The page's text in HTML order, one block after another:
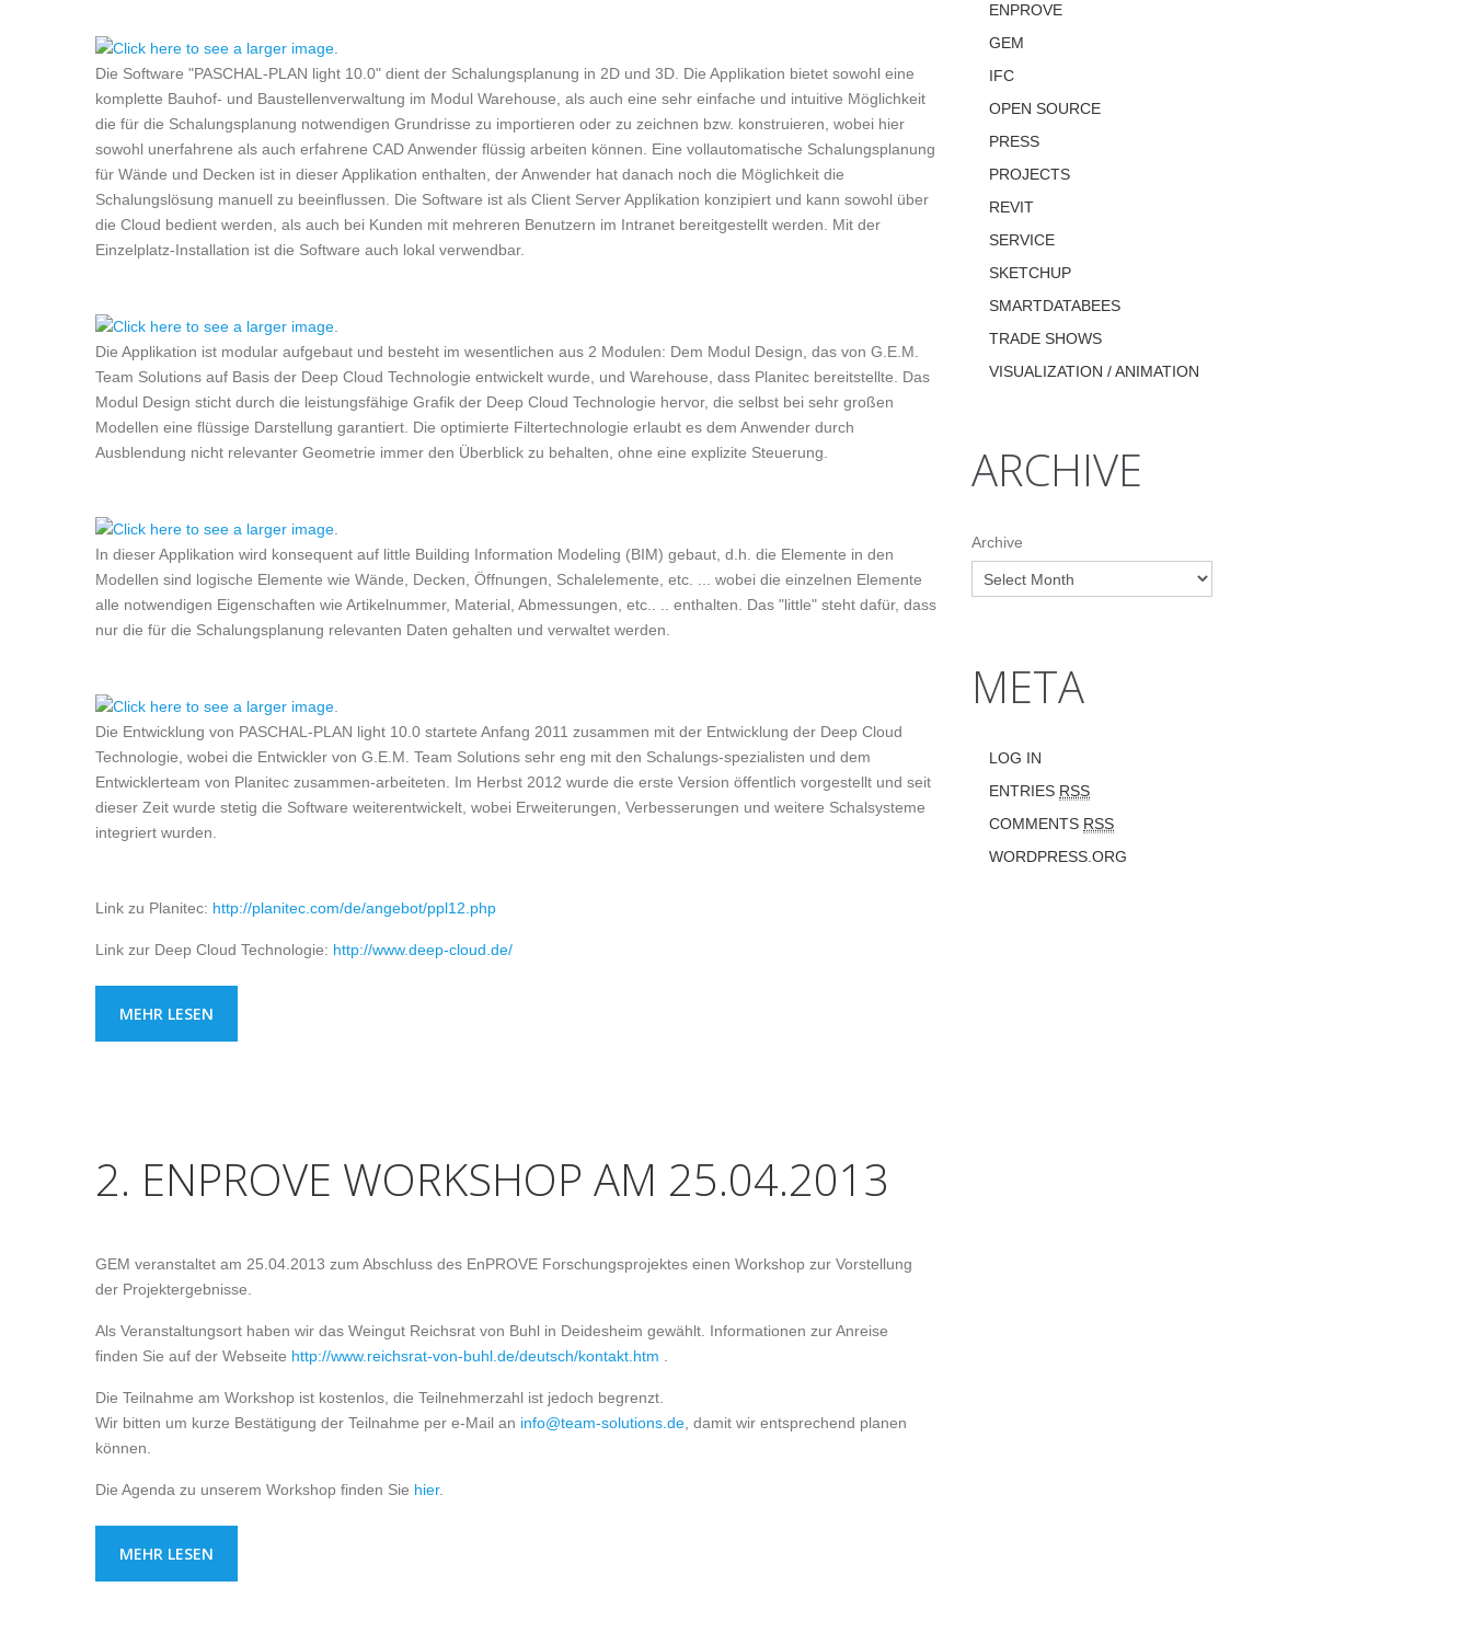
Die Software "PASCHAL-PLAN light 10.0" dient der Schalungsplanung in 2D und 3D. Die Applikation bietet sowohl eine
komplette Bauhof- und Baustellenverwaltung im Modul Warehouse, als auch eine sehr einfache und intuitive Möglichkeit
die für die Schalungsplanung notwendigen Grundrisse zu importieren oder zu zeichnen bzw. konstruieren, wobei hier
sowohl unerfahrene als auch erfahrene CAD Anwender flüssig arbeiten können. Eine vollautomatische Schalungsplanung
für Wände und Decken ist in dieser Applikation enthalten, der Anwender hat danach noch die Möglichkeit die
Schalungslösung manuell zu beeinflussen. Die Software ist als Client Server Applikation konzipiert und kann sowohl über
die Cloud bedient werden, als auch bei Kunden mit mehreren Benutzern im Intranet bereitgestellt werden. Mit der
Einzelplatz-Installation ist die Software auch lokal verwendbar.
Die Applikation ist modular aufgebaut und besteht im wesentlichen aus 2 Modulen: Dem Modul Design, das von G.E.M.
Team Solutions auf Basis der Deep Cloud Technologie entwickelt wurde, und Warehouse, dass Planitec bereitstellte. Das
Modul Design sticht durch die leistungsfähige Grafik der Deep Cloud Technologie hervor, die selbst bei sehr großen
Modellen eine flüssige Darstellung garantiert. Die optimierte Filtertechnologie erlaubt es dem Anwender durch
Ausblendung nicht relevanter Geometrie immer den Überblick zu behalten, ohne eine explizite Steuerung.
In dieser Applikation wird konsequent auf little Building Information Modeling (BIM) gebaut, d.h. die Elemente in den
Modellen sind logische Elemente wie Wände, Decken, Öffnungen, Schalelemente, etc. ... wobei die einzelnen Elemente
alle notwendigen Eigenschaften wie Artikelnummer, Material, Abmessungen, etc.. .. enthalten. Das "little" steht dafür, dass
nur die für die Schalungsplanung relevanten Daten gehalten und verwaltet werden.
Die Entwicklung von PASCHAL-PLAN light 10.0 startete Anfang 2011 zusammen mit der Entwicklung der Deep Cloud
Technologie, wobei die Entwickler von G.E.M. Team Solutions sehr eng mit den Schalungs-spezialisten und dem
Entwicklerteam von Planitec zusammen-arbeiteten. Im Herbst 2012 wurde die erste Version öffentlich vorgestellt und seit
dieser Zeit wurde stetig die Software weiterentwickelt, wobei Erweiterungen, Verbesserungen und weitere Schalsysteme
integriert wurden.
Link zu Planitec: http://planitec.com/de/angebot/ppl12.php
Link zur Deep Cloud Technologie: http://www.deep-cloud.de/
MEHR LESEN
2. ENPROVE WORKSHOP AM 25.04.2013
GEM veranstaltet am 25.04.2013 zum Abschluss des EnPROVE Forschungsprojektes einen Workshop zur Vorstellung
der Projektergebnisse.
Als Veranstaltungsort haben wir das Weingut Reichsrat von Buhl in Deidesheim gewählt. Informationen zur Anreise
finden Sie auf der Webseite http://www.reichsrat-von-buhl.de/deutsch/kontakt.htm
Die Teilnahme am Workshop ist kostenlos, die Teilnehmerzahl ist jedoch begrenzt.
Wir bitten um kurze Bestätigung der Teilnahme per e-Mail an info@team-solutions.de , damit wir entsprechend planen
können.
Die Agenda zu unserem Workshop finden Sie hier.
MEHR LESEN
ENPROVE
GEM
IFC
OPEN SOURCE
PRESS
PROJECTS
REVIT
SERVICE
SKETCHUP
SMARTDATABEES
TRADE SHOWS
VISUALIZATION / ANIMATION
ARCHIVE
Archive
META
LOG IN
ENTRIES RSS
COMMENTS RSS
WORDPRESS.ORG